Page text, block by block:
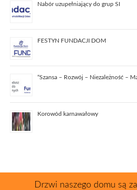
Nabór uzupełniający do grup SI
FESTYN FUNDACJI DOM
“Szansa – Rozwój – Niezależność –
Korowód karnawałowy
Drzwi naszego domu są